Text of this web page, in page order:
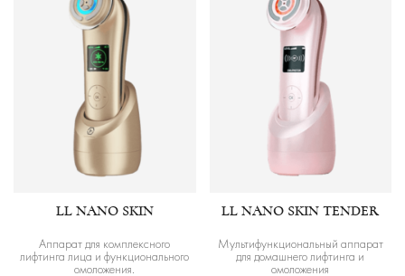
LL NANO SKIN
Аппарат для комплексного
лифтинга лица и функционального
омоложения.
LL NANO SKIN TENDER
Мультифункциональный аппарат
для домашнего лифтинга и
омоложения